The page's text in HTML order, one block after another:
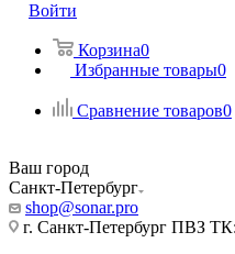
Войти
Корзина0
Избранные товары0
Сравнение товаров0
Ваш город
Санкт-Петербург
shop@sonar.pro
г. Санкт-Петербург ПВЗ